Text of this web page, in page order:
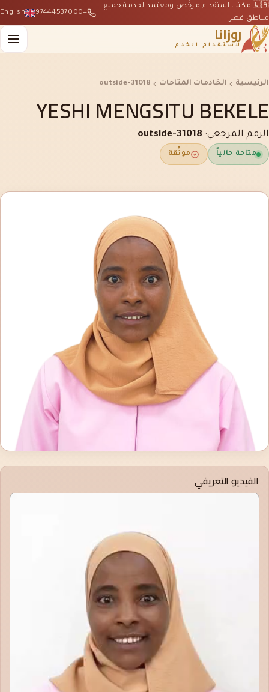
🇶🇦 مكتب استقدام مرخّص ومعتمد لخدمة جميع
مناطق قطر
+97444537000
English
روزانا
لاستقدام الخدم
الرئيسية الخادمات المتاحات outside-31018
YESHI MENGSITU BEKELE
الرقم المرجعي: outside-31018
متاحة حالياً موثّقة
الفيديو التعريفي